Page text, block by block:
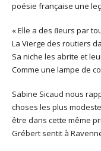
poésie française une
« Elle a des ﬂeurs par
La Vierge des routiers
Sa niche les abrite et
Comme une lampe de
Sabine Sicaud nous
choses les plus
être dans cette même
Grébert sentit à